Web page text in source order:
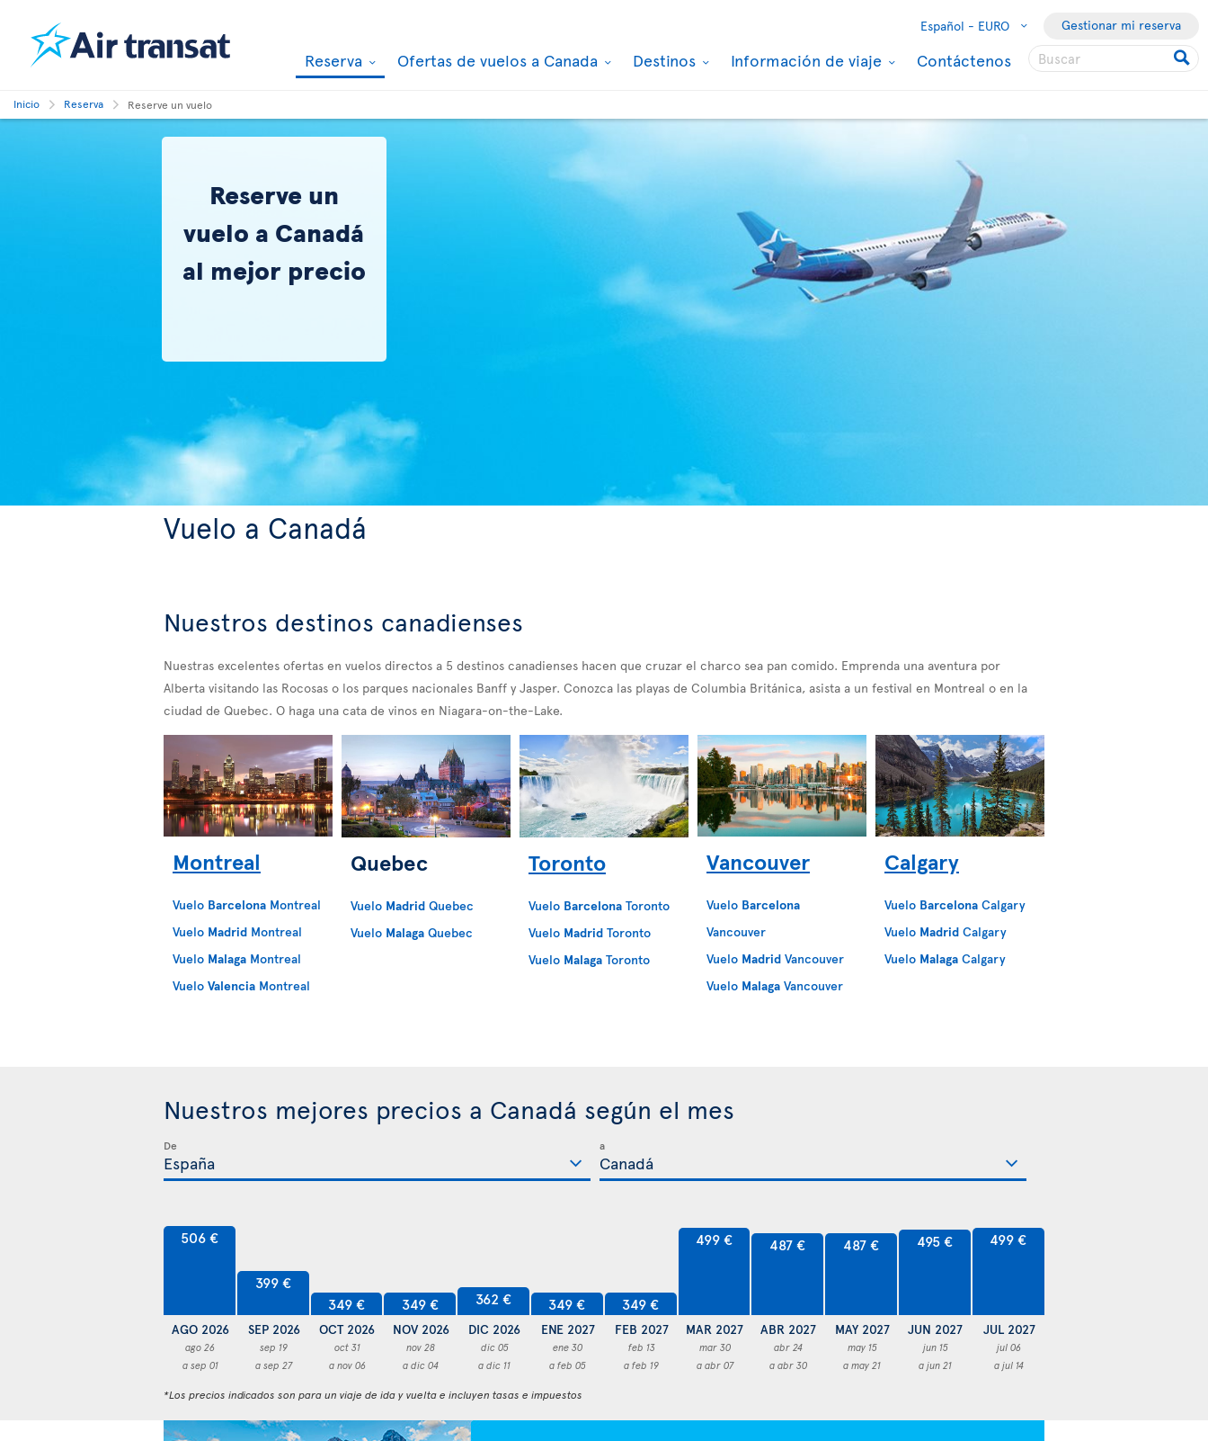
Español - EURO Gestionar mi reserva
Reserva Ofertas de vuelos a Canada Destinos Información de viaje Contáctenos
Inicio Reserva Reserve un vuelo
Reserve un
vuelo a Canadá
al mejor precio
Vuelo a Canadá
Nuestros destinos canadienses
Nuestras excelentes ofertas en vuelos directos a 5 destinos canadienses hacen que cruzar el charco sea pan comido. Emprenda una aventura por
Alberta visitando las Rocosas o los parques nacionales Banff y Jasper. Conozca las playas de Columbia Británica, asista a un festival en Montreal o en la
ciudad de Quebec. O haga una cata de vinos en Niagara-on-the-Lake.
Montreal
Vuelo Barcelona Montreal
Vuelo Madrid Montreal
Vuelo Malaga Montreal
Vuelo Valencia Montreal
Quebec
Vuelo Madrid Quebec
Vuelo Malaga Quebec
Toronto
Vuelo Barcelona Toronto
Vuelo Madrid Toronto
Vuelo Malaga Toronto
Vancouver
Vuelo Barcelona
Vancouver
Vuelo Madrid Vancouver
Vuelo Malaga Vancouver
Calgary
Vuelo Barcelona Calgary
Vuelo Madrid Calgary
Vuelo Malaga Calgary
Nuestros mejores precios a Canadá según el mes
De a
506 €
AGO 2026
ago 26
a sep 01
399 €
SEP 2026
sep 19
a sep 27
349 €
OCT 2026
oct 31
a nov 06
349 €
NOV 2026
nov 28
a dic 04
362 €
DIC 2026
dic 05
a dic 11
349 €
ENE 2027
ene 30
a feb 05
349 €
FEB 2027
feb 13
a feb 19
499 €
MAR 2027
mar 30
a abr 07
487 €
ABR 2027
abr 24
a abr 30
487 €
MAY 2027
may 15
a may 21
495 €
JUN 2027
jun 15
a jun 21
499 €
JUL 2027
jul 06
a jul 14
*Los precios indicados son para un viaje de ida y vuelta e incluyen tasas e impuestos